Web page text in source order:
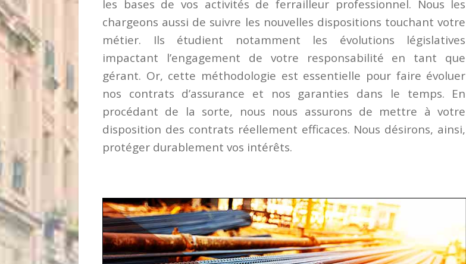
les bases de vos activités de ferrailleur professionnel. Nous les
chargeons aussi de suivre les nouvelles dispositions touchant votre
métier. Ils étudient notamment les évolutions législatives
impactant l’engagement de votre responsabilité en tant que
gérant. Or, cette méthodologie est essentielle pour faire évoluer
nos contrats d’assurance et nos garanties dans le temps. En
procédant de la sorte, nous nous assurons de mettre à votre
disposition des contrats réellement efficaces. Nous désirons, ainsi,
protéger durablement vos intérêts.